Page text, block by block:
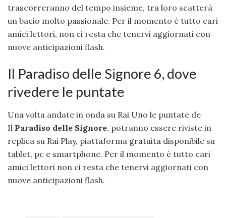
trascorreranno del tempo insieme, tra loro scatterà
un bacio molto passionale. Per il momento è tutto cari
amici lettori, non ci resta che tenervi aggiornati con
nuove anticipazioni flash.
Il Paradiso delle Signore 6, dove
rivedere le puntate
Una volta andate in onda su Rai Uno le puntate de
Il Paradiso delle Signore, potranno essere riviste in
replica su Rai Play, piattaforma gratuita disponibile su
tablet, pc e smartphone. Per il momento è tutto cari
amici lettori non ci resta che tenervi aggiornati con
nuove anticipazioni flash.